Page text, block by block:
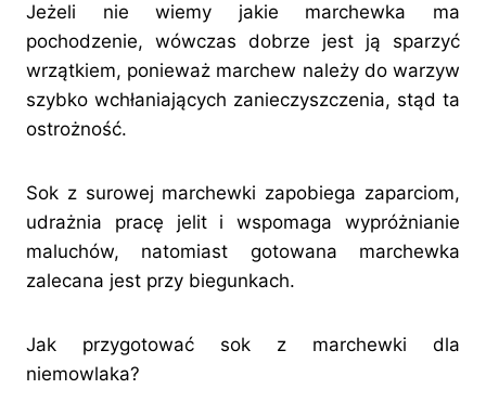
Jeżeli nie wiemy jakie marchewka ma
pochodzenie, wówczas dobrze jest ją sparzyć
wrzątkiem, ponieważ marchew należy do warzyw
szybko wchłaniających zanieczyszczenia, stąd ta
ostrożność.
Sok z surowej marchewki zapobiega zaparciom,
udrażnia pracę jelit i wspomaga wypróżnianie
maluchów, natomiast gotowana marchewka
zalecana jest przy biegunkach.
Jak przygotować sok z marchewki dla
niemowlaka?